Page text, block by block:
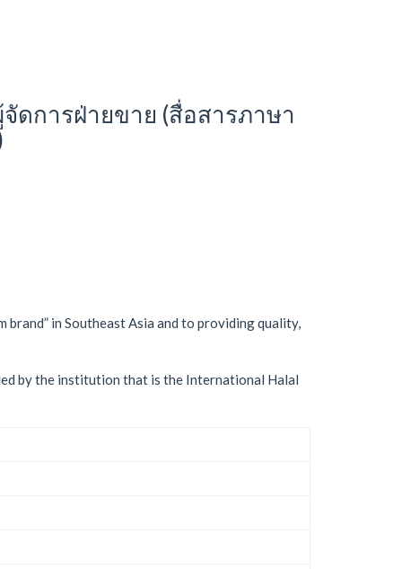
ดการฝ่ายขาย (สื่อสารภาษา
brand” in Southeast Asia and to providing quality,
by the institution that is the International Halal